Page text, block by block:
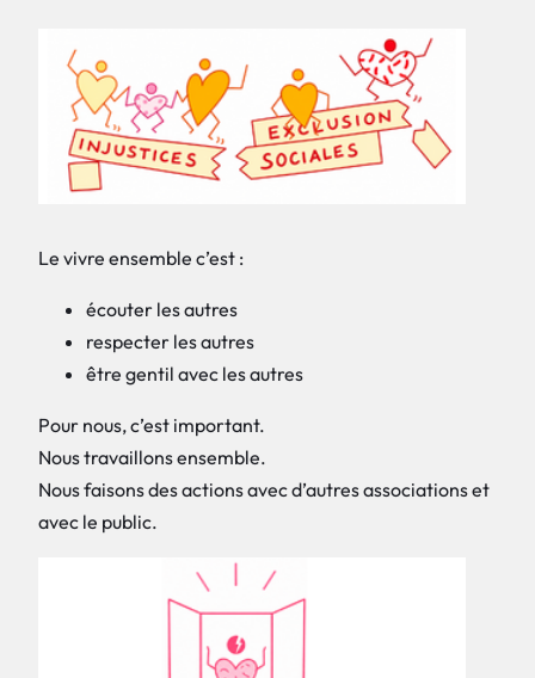
Le vivre ensemble c’est :
écouter les autres
respecter les autres
être gentil avec les autres
Pour nous, c’est important.
Nous travaillons ensemble.
Nous faisons des actions avec d’autres associations et
avec le public.